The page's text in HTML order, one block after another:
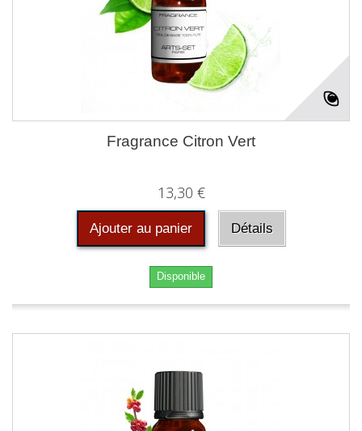
Fragrance Citron Vert
13,30 €
Ajouter au panier Détails
Disponible